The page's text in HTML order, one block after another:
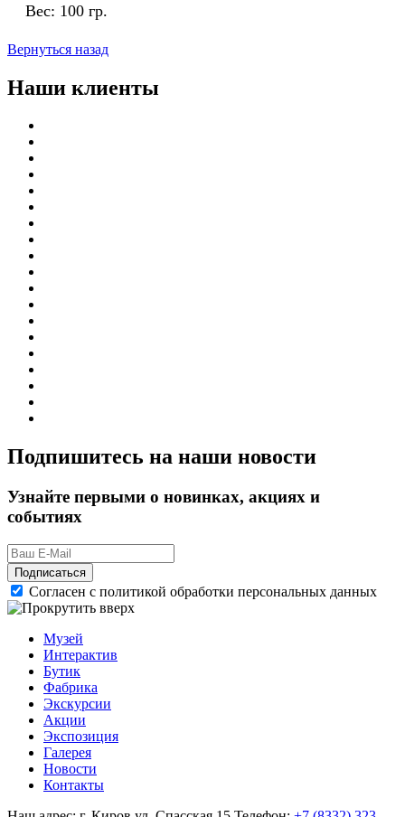
Вес: 100 гр.
Вернуться назад
Наши клиенты
Подпишитесь на наши новости
Узнайте первыми о новинках, акциях и
событиях
Подписаться
Согласен с политикой обработки персональных данных
Музей
Интерактив
Бутик
Фабрика
Экскурсии
Акции
Экспозиция
Галерея
Новости
Контакты